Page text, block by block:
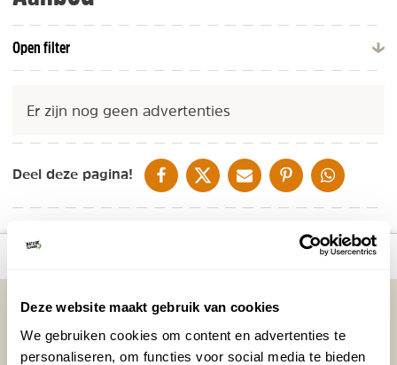
Deze website maakt gebruik van cookies
We gebruiken cookies om content en advertenties te
personaliseren, om functies voor social media te bieden
Open filter
Er zijn nog geen advertenties
Deel deze pagina! DELEN OP FACEBOOK
DELEN OP XDELEN VIA DE MAIL
DELEN OP PINTEREST
DELEN OP
Vakantietips & Inspiratie?
Voornaam Achternaam